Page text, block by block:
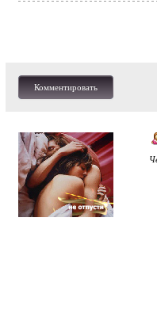
Комментировать